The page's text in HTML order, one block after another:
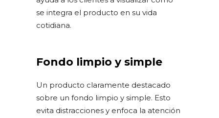
se integra el producto en su vida
cotidiana.
Fondo limpio y simple
Un producto claramente destacado
sobre un fondo limpio y simple. Esto
evita distracciones y enfoca la atención